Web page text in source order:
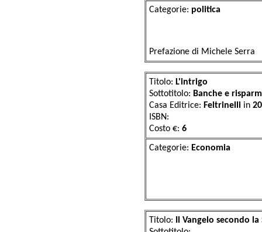
Categorie:
Prefazione di Michele
Titolo: L'intrigo
Sottotitolo: Banche e
Casa Editrice: Feltrinelli in
ISBN:
Costo €: 6
Categorie:
Titolo:
Il Vangelo secondo la